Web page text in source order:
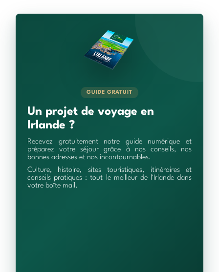
GUIDE GRATUIT
Un projet de voyage en
Irlande ?
Recevez gratuitement notre guide numérique et
préparez votre séjour grâce à nos conseils, nos
bonnes adresses et nos incontournables.
Culture, histoire, sites touristiques, itinéraires et
conseils pratiques : tout le meilleur de l'Irlande dans
votre boîte mail.